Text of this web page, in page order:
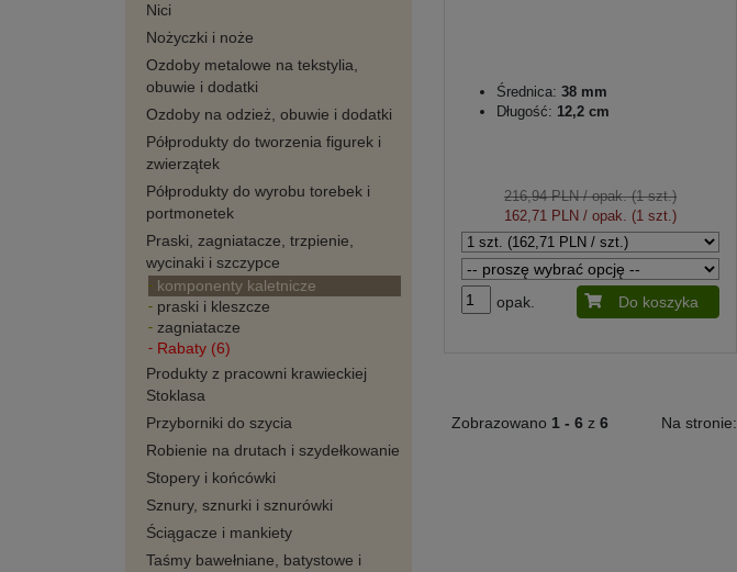
Nici
Nożyczki i noże
Ozdoby metalowe na tekstylia,
obuwie i dodatki
Ozdoby na odzież, obuwie i dodatki
Półprodukty do tworzenia figurek i
zwierzątek
Półprodukty do wyrobu torebek i
portmonetek
Praski, zagniatacze, trzpienie,
wycinaki i szczypce
komponenty kaletnicze
praski i kleszcze
zagniatacze
Rabaty (6)
Produkty z pracowni krawieckiej
Stoklasa
Przyborniki do szycia
Robienie na drutach i szydełkowanie
Stopery i końcówki
Sznury, sznurki i sznurówki
Ściągacze i mankiety
Taśmy bawełniane, batystowe i
Średnica: 38 mm
Długość: 12,2 cm
216,94 PLN/ opak. (1 szt.)
162,71 PLN / opak. (1 szt.)
opak. Do koszyka
Zobrazowano 1 - 6 z 6 Na stronie: